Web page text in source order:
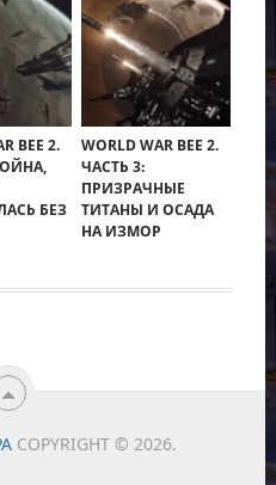
BEE 2.
БЕЗ
WORLD WAR BEE 2.
ЧАСТЬ 3:
ПРИЗРАЧНЫЕ
ТИТАНЫ И ОСАДА
НА ИЗМОР
COPYRIGHT © 2026.